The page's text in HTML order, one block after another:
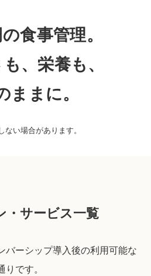
食事管理。
、栄養も、
ままに。
い場合があります。
・サービス一覧
バーシップ導入後の利用可能な
です。